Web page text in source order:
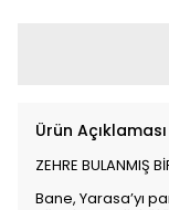
Ürün Açıklaması
ZEHRE BULANMIŞ
Bane, Yarasa’yı